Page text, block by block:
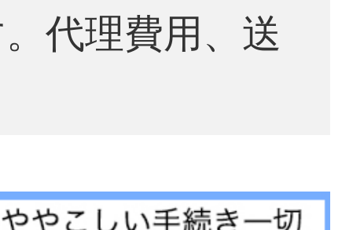
代理費用、送